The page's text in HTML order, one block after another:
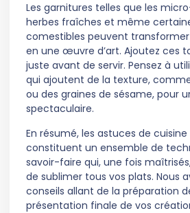
Les garnitures telles que les
herbes fraîches et même
comestibles peuvent
en une œuvre d’art. Ajoutez ces
juste avant de servir. Pensez à
qui ajoutent de la texture,
ou des graines de sésame, pour
spectaculaire.
En résumé, les astuces de
constituent un ensemble de
savoir-faire qui, une fois
de sublimer tous vos plats. Nous
conseils allant de la préparation
présentation finale de vos